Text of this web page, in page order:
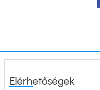
Elérhetőségek